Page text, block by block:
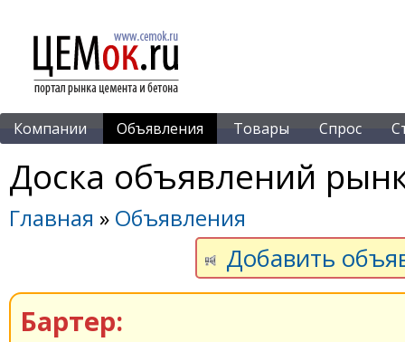
Компании Объявления Товары Спрос
Доска объявлений
Главная » Объявления
Добавить
Бартер: